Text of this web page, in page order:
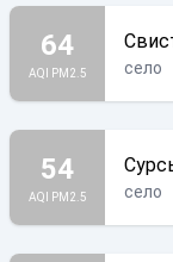
64
AQI PM2.5 село
54
AQI PM2.5 село